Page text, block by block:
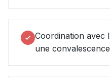
Coordination avec
une